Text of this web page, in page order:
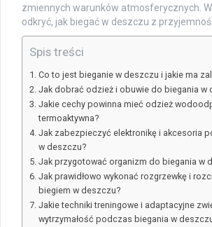
zmiennych warunków atmosferycznych.
odkryć, jak biegać w deszczu z
Spis treści
Co to jest bieganie w deszczu i jakie ma
Jak dobrać odzież i obuwie do biegania w
Jakie cechy powinna mieć odzież
termoaktywna?
Jak zabezpieczyć elektronikę i akcesoria
w deszczu?
Jak przygotować organizm do biegania w
Jak prawidłowo wykonać rozgrzewkę i
biegiem w deszczu?
Jakie techniki treningowe i adaptacyjne
wytrzymałość podczas biegania w